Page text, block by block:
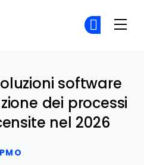
PMO
software
dei processi
nel 2026